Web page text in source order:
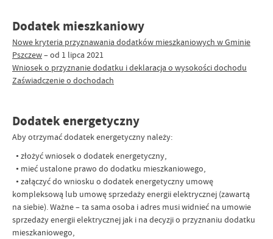
Dodatek mieszkaniowy
Nowe kryteria przyznawania dodatków mieszkaniowych w Gminie
Pszczew– od 1 lipca 2021
Wniosek o przyznanie dodatku i deklaracja o wysokości dochodu
Zaświadczenie o dochodach
Dodatek energetyczny
Aby otrzymać dodatek energetyczny należy:
• złożyć wniosek o dodatek energetyczny,
• mieć ustalone prawo do dodatku mieszkaniowego,
• załączyć do wniosku o dodatek energetyczny umowę
kompleksową lub umowę sprzedaży energii elektrycznej (zawartą
na siebie). Ważne – ta sama osoba i adres musi widnieć na umowie
sprzedaży energii elektrycznej jak i na decyzji o przyznaniu dodatku
mieszkaniowego,